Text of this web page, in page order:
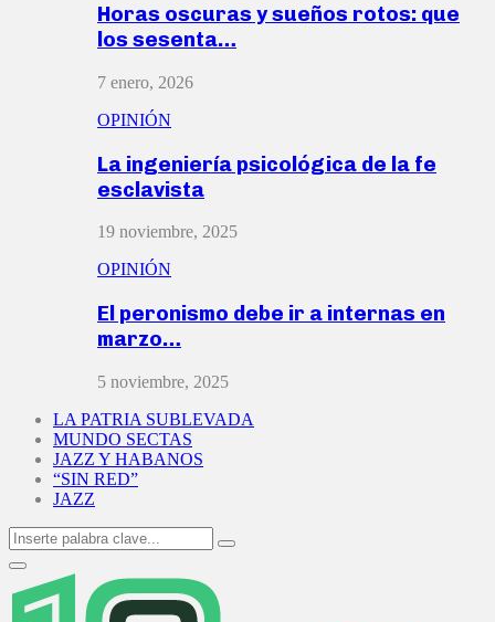
Horas oscuras y sueños rotos: que
los sesenta…
7 enero, 2026
OPINIÓN
La ingeniería psicológica de la fe
esclavista
19 noviembre, 2025
OPINIÓN
El peronismo debe ir a internas en
marzo…
5 noviembre, 2025
LA PATRIA SUBLEVADA
MUNDO SECTAS
JAZZ Y HABANOS
“SIN RED”
JAZZ
Search
for:
Search
Primary
Menu